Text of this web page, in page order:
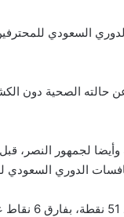
السعودي
حالته الصحية دون
وأيضا لجمهور النصر،
ويتصدر الهلال